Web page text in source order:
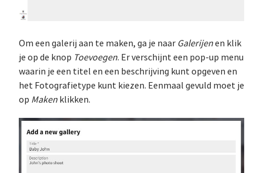
Om een galerij aan te maken, ga je naar Galerijenen klik
je op de knop Toevoegen. Er verschijnt een pop-up menu
waarin je een titel en een beschrijving kunt opgeven en
het Fotografietype kunt kiezen. Eenmaal gevuld moet je
op Maken klikken.